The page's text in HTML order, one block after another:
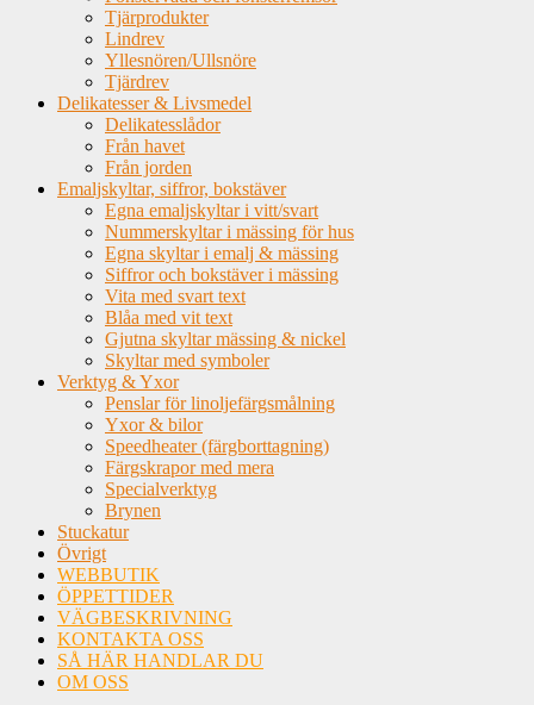
Tjärprodukter
Lindrev
Yllesnören/Ullsnöre
Tjärdrev
Delikatesser & Livsmedel
Delikatesslådor
Från havet
Från jorden
Emaljskyltar, siffror, bokstäver
Egna emaljskyltar i vitt/svart
Nummerskyltar i mässing för hus
Egna skyltar i emalj & mässing
Siffror och bokstäver i mässing
Vita med svart text
Blåa med vit text
Gjutna skyltar mässing & nickel
Skyltar med symboler
Verktyg & Yxor
Penslar för linoljefärgsmålning
Yxor & bilor
Speedheater (färgborttagning)
Färgskrapor med mera
Specialverktyg
Brynen
Stuckatur
Övrigt
WEBBUTIK
ÖPPETTIDER
VÄGBESKRIVNING
KONTAKTA OSS
SÅ HÄR HANDLAR DU
OM OSS